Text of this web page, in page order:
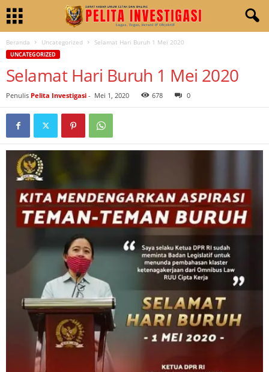
Beranda Uncategorized Selamat Hari Buruh 1 Mei 2020
UNCATEGORIZED
Selamat Hari Buruh 1 Mei 2020
Penulis Pelita Investigasi - Mei 1, 2020 678 0